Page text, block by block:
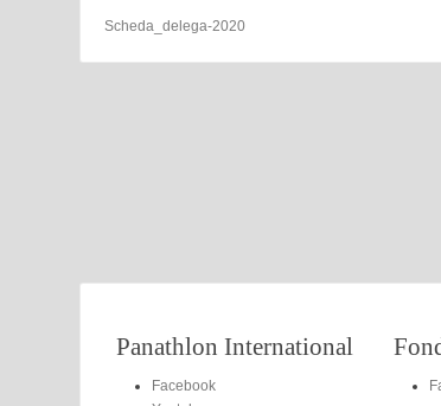
Scheda_delega-2020
Panathlon International
Facebook